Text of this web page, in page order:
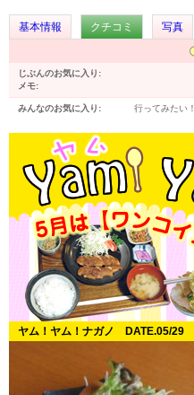
基本情報 クチコミ 写真
じぶんのお気に入り:
メモ:
みんなのお気に入り: 行ってみたい
ヤム！ヤム！ナガノ DATE.05/29